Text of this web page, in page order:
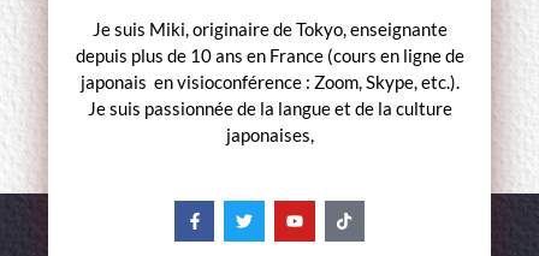
Je suis Miki, originaire de Tokyo, enseignante
depuis plus de 10 ans en France (cours en ligne de
japonais en visioconférence : Zoom, Skype, etc.).
Je suis passionnée de la langue et de la culture
japonaises,